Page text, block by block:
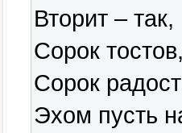
Вторит –
Сорок
Сорок
Эхом пусть